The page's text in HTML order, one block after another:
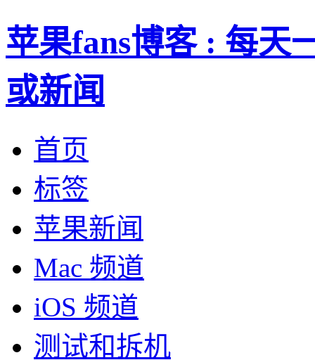
苹果fans博客 : 每天
或新闻
首页
标签
苹果新闻
Mac 频道
iOS 频道
测试和拆机